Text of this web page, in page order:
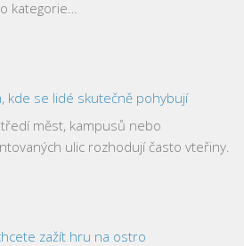
kategorie…
kde se lidé skutečně pohybují
měst, kampusů nebo
ulic rozhodují často vteřiny.
zažít hru na ostro